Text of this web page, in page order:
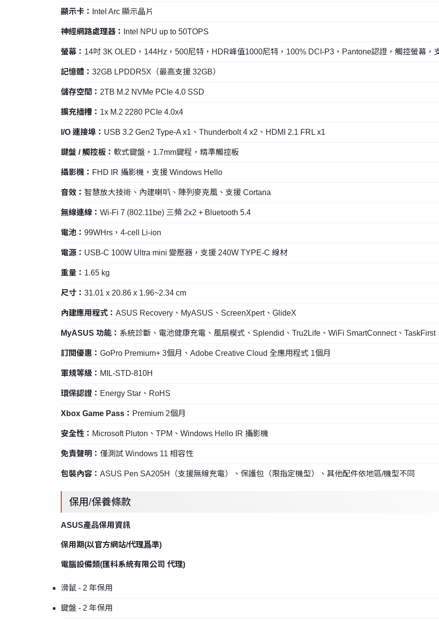
顯示卡： Intel Arc 顯示晶片
神經網路處理器： Intel NPU up to 50TOPS
螢幕： 14吋 3K OLED，144Hz，500尼特，HDR峰值1000尼特，100% DCI-P3，Pantone認證，觸控螢幕，
記憶體： 32GB LPDDR5X（最高支援 32GB）
儲存空間： 2TB M.2 NVMe PCIe 4.0 SSD
擴充插槽： 1x M.2 2280 PCIe 4.0x4
I/O 連接埠： USB 3.2 Gen2 Type-A x1、Thunderbolt 4 x2、HDMI 2.1 FRL x1
鍵盤 / 觸控板： 軟式鍵盤，1.7mm鍵程，精準觸控板
攝影機： FHD IR 攝影機，支援 Windows Hello
音效： 智慧放大技術、內建喇叭、陣列麥克風、支援 Cortana
無線連線： Wi-Fi 7 (802.11be) 三頻 2x2 + Bluetooth 5.4
電池： 99WHrs，4-cell Li-ion
電源： USB-C 100W Ultra mini 變壓器，支援 240W TYPE-C 線材
重量： 1.65 kg
尺寸： 31.01 x 20.86 x 1.96~2.34 cm
內建應用程式： ASUS Recovery、MyASUS、ScreenXpert、GlideX
MyASUS 功能： 系統診斷、電池健康充電、風扇模式、Splendid、Tru2Life、WiFi SmartConnect、
訂閱優惠： GoPro Premium+ 3個月、Adobe Creative Cloud 全應用程式 1個月
軍規等級： MIL-STD-810H
環保認證： Energy Star、RoHS
Xbox Game Pass： Premium 2個月
安全性： Microsoft Pluton、TPM、Windows Hello IR 攝影機
免責聲明： 僅測試 Windows 11 相容性
包裝內容： ASUS Pen SA205H（支援無線充電）、保護包（限指定機型）、其他配件依地區/機型不同
保用/保養條款
ASUS產品保用資訊
保用期(以官方網站/代理爲準)
電腦設備類(匯科系統有限公司 代理)
滑鼠 - 2 年保用
鍵盤 - 2 年保用